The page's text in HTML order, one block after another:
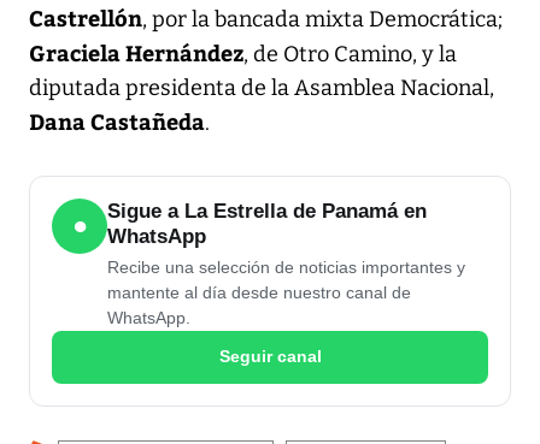
Castrellón, por la bancada mixta Democrática;
Graciela Hernández, de Otro Camino, y la
diputada presidenta de la Asamblea Nacional,
Dana Castañeda.
●
Sigue a La Estrella de Panamá en
WhatsApp
Recibe una selección de noticias importantes y
mantente al día desde nuestro canal de
WhatsApp.
Seguir canal